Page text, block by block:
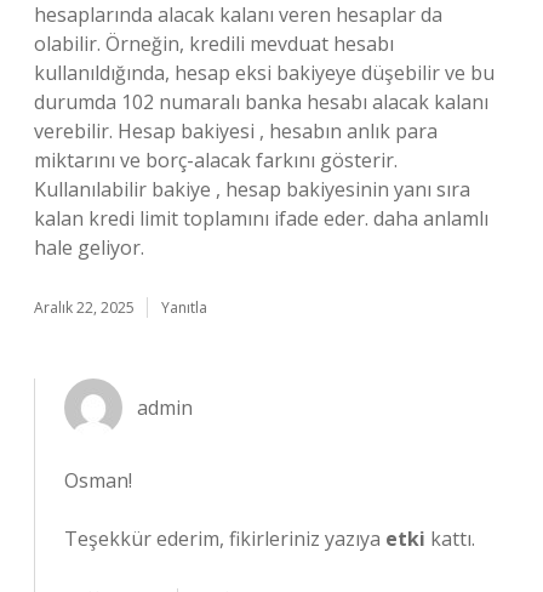
hesaplarında alacak kalanı veren hesaplar da
olabilir. Örneğin, kredili mevduat hesabı
kullanıldığında, hesap eksi bakiyeye düşebilir ve bu
durumda 102 numaralı banka hesabı alacak kalanı
verebilir. Hesap bakiyesi , hesabın anlık para
miktarını ve borç-alacak farkını gösterir.
Kullanılabilir bakiye , hesap bakiyesinin yanı sıra
kalan kredi limit toplamını ifade eder. daha anlamlı
hale geliyor.
Aralık 22, 2025 Yanıtla
admin
Osman!
Teşekkür ederim, fikirleriniz yazıya etki kattı.